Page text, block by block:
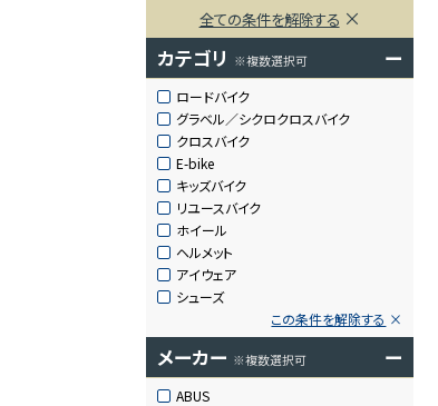
全ての条件を解除する
カテゴリ ※複数選択可 ー
ロードバイク
グラベル／シクロクロスバイク
クロスバイク
E-bike
キッズバイク
リユースバイク
ホイール
ヘルメット
アイウェア
シューズ
この条件を解除する
メーカー ※複数選択可 ー
ABUS